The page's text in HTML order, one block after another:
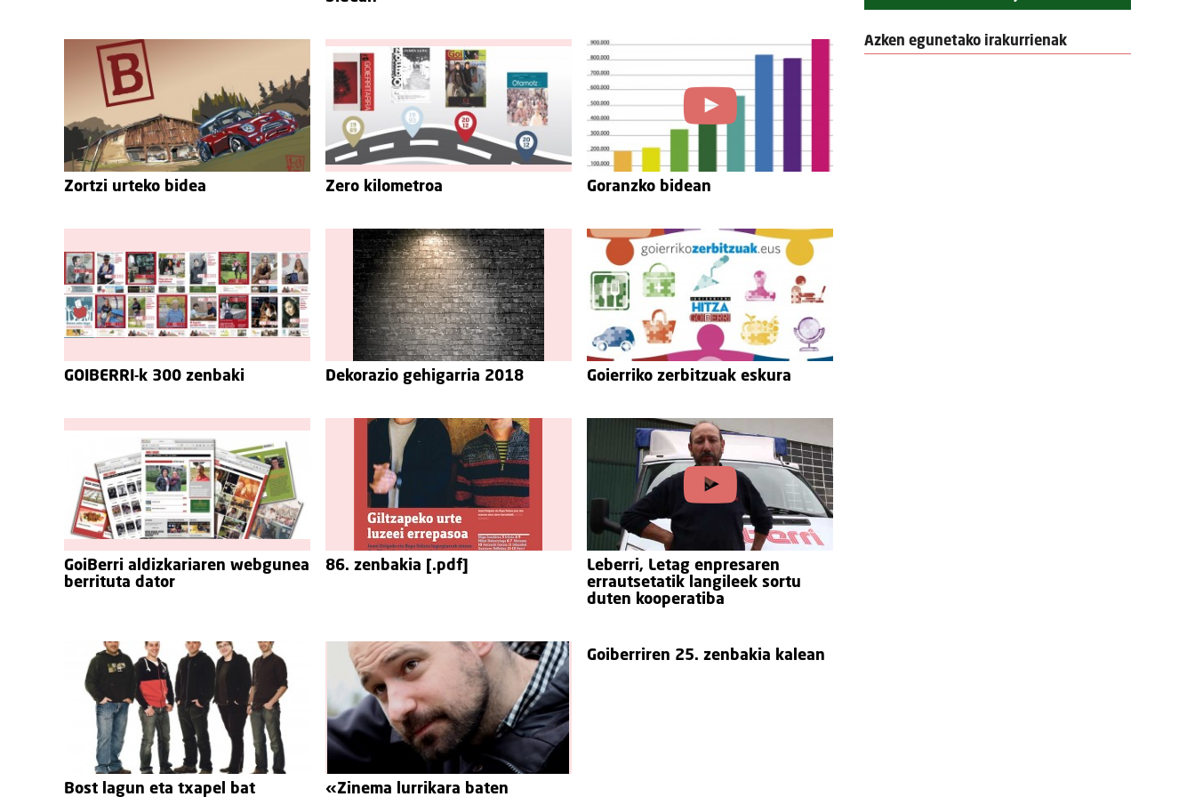
Zortzi urteko bidea Zero kilometroa Goranzko bidean
GOIBERRI-k 300 zenbaki Dekorazio gehigarria 2018 Goierriko zerbitzuak eskura
GoiBerri aldizkariaren webgunea
berrituta dator
86. zenbakia [.pdf]
Leberri, Letag enpresaren
errautsetatik langileek sortu
duten kooperatiba
Bost lagun eta txapel bat
«Zinema lurrikara baten
Goiberriren 25. zenbakia kalean
Azken egunetako irakurrienak